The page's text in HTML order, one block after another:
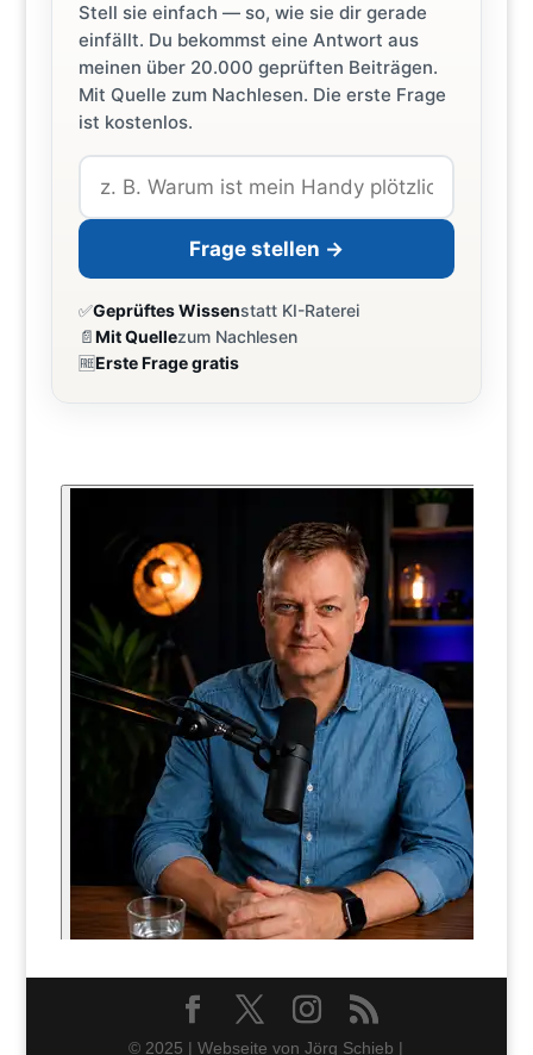
Stell sie einfach — so, wie sie dir gerade
einfällt. Du bekommst eine Antwort aus
meinen über 20.000 geprüften Beiträgen.
Mit Quelle zum Nachlesen. Die erste Frage
ist kostenlos.
Frage stellen →
✅Geprüftes Wissenstatt KI-Raterei
📄Mit Quellezum Nachlesen
🆓Erste Frage gratis
© 2025 | Webseite von Jörg Schieb |